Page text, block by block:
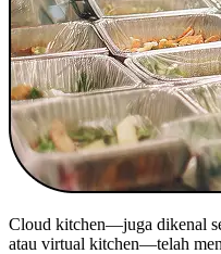
Cloud kitchen—juga dikenal
atau virtual kitchen—telah